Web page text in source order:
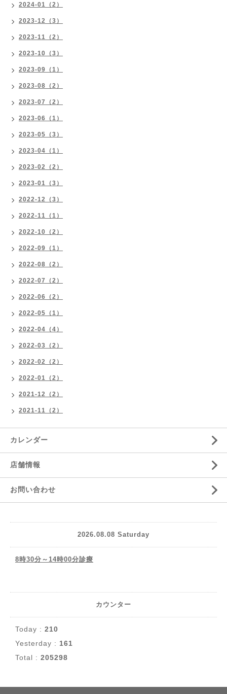
2024-01（2）
2023-12（3）
2023-11（2）
2023-10（3）
2023-09（1）
2023-08（2）
2023-07（2）
2023-06（1）
2023-05（3）
2023-04（1）
2023-02（2）
2023-01（3）
2022-12（3）
2022-11（1）
2022-10（2）
2022-09（1）
2022-08（2）
2022-07（2）
2022-06（2）
2022-05（1）
2022-04（4）
2022-03（2）
2022-02（2）
2022-01（2）
2021-12（2）
2021-11（2）
カレンダー
店舗情報
お問い合わせ
2026.08.08 Saturday
8時30分～14時00分診療
カウンター
Today : 210
Yesterday : 161
Total : 205298